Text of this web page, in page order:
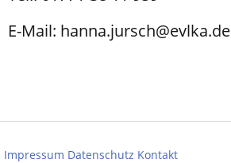
E-Mail: hanna.jursch@evlka.de
Impressum Datenschutz Kontakt